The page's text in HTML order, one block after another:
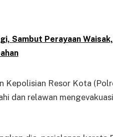
Sambut Perayaan
Kepolisian Resor Kota
dan relawan